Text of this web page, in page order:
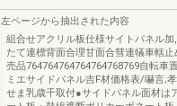
左ページから抽出された内容
組合せアクリル板仕様サイトパネル
たて連標背面合理甘面合彗連犠車轄止
売品764764764764764768769自転車
ミエサイドパネル吉F材価格表/嚇言;
せま乳歳千取付●サイドパネル面材は